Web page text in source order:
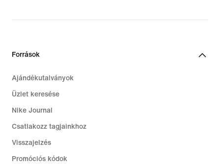
Források
Ajándékutalványok
Üzlet keresése
Nike Journal
Csatlakozz tagjainkhoz
Visszajelzés
Promóciós kódok